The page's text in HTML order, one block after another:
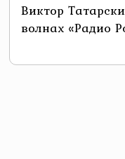
Виктор
волнах «Радио